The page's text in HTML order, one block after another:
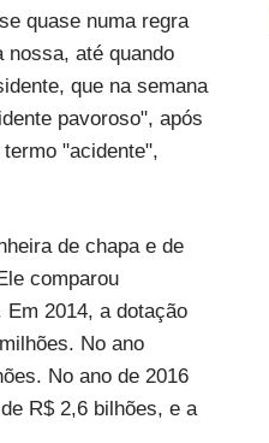
quase numa regra
nossa, até quando
que na semana
pavoroso", após
"acidente",
de chapa e de
comparou
Em 2014, a dotação
No ano
No ano de 2016
R$ 2,6 bilhões, e a